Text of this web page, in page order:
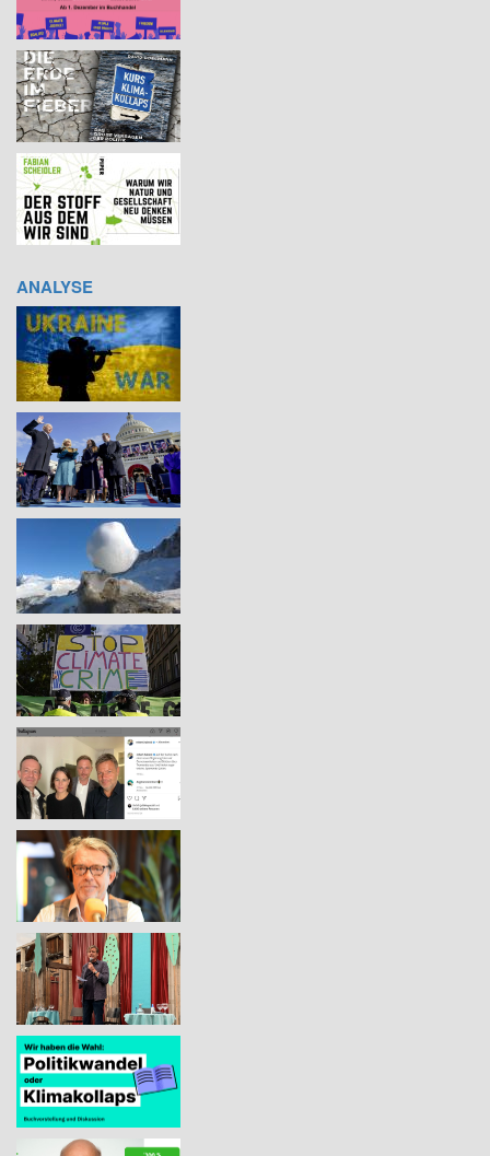
ANALYSE